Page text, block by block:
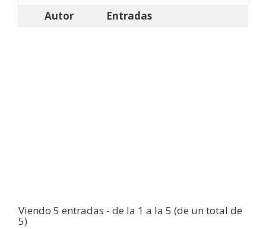
Autor
Entradas
Viendo 5 entradas - de la 1 a la 5 (de un total de
5)